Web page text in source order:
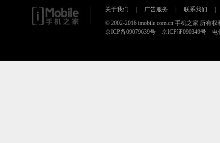
关于我们 广告服务 联系我们
© 2002-2016 imobile.com.cn 手机之家 所有权
京ICP备09079639号 京ICP证090349号 电